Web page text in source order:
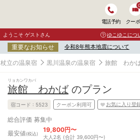
電話予約 クー
0
ようこそ ゲストさん ゆこゆこにつ
重要なお知らせ 令和8年熊本地震について
立の温泉宿 黒川温泉の温泉宿 旅館 わか
リョカンワカバ
旅館 わかばのプラン
宿コード : 5523 クーポン利用可 お気に入り登
総合評価 募集中
最安値(税込)
19,800円〜
大人2名 (合計 39,600円〜)